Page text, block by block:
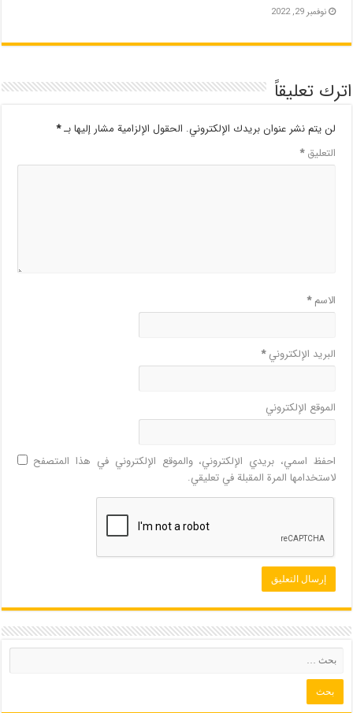
نوفمبر 29, 2022
اترك تعليقاً
لن يتم نشر عنوان بريدك الإلكتروني. الحقول الإلزامية مشار إليها بـ*
التعليق*
الاسم*
البريد الإلكتروني*
الموقع الإلكتروني
احفظ اسمي، بريدي الإلكتروني، والموقع الإلكتروني في هذا المتصفح
لاستخدامها المرة المقبلة في تعليقي.